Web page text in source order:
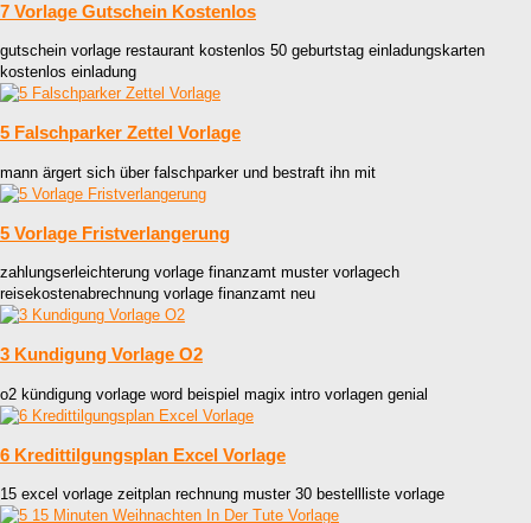
7 Vorlage Gutschein Kostenlos
gutschein vorlage restaurant kostenlos 50 geburtstag einladungskarten
kostenlos einladung
5 Falschparker Zettel Vorlage
mann ärgert sich über falschparker und bestraft ihn mit
5 Vorlage Fristverlangerung
zahlungserleichterung vorlage finanzamt muster vorlagech
reisekostenabrechnung vorlage finanzamt neu
3 Kundigung Vorlage O2
o2 kündigung vorlage word beispiel magix intro vorlagen genial
6 Kredittilgungsplan Excel Vorlage
15 excel vorlage zeitplan rechnung muster 30 bestellliste vorlage